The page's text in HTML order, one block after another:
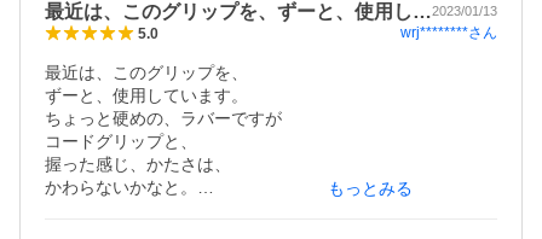
最近は、このグリップを、ずーと、使用し…2023/01/13
5.0 wrj********さん
最近は、このグリップを、
ずーと、使用しています。
ちょっと硬めの、ラバーですが
コードグリップと、
握った感じ、かたさは、
かわらないかなと。
もっとみる